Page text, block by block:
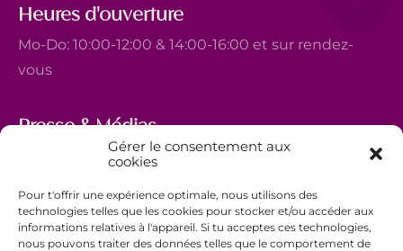
Gérer le consentement aux
cookies
Pour t'offrir une expérience optimale, nous utilisons des
technologies telles que les cookies pour stocker et/ou accéder aux
informations relatives à l'appareil. Si tu acceptes ces technologies,
nous pouvons traiter des données telles que le comportement de
Heures d'ouverture
Mo-Do: 10:00-12:00 & 14:00-16:00 et sur rendez-
vous
Presse & Médias
5, avenue Marie-Thérèse
+352 44 743 340
comm@ewb.lu